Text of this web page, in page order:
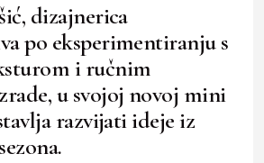
dizajnerica
po eksperimentiranju s
i ručnim
u svojoj novoj mini
razvijati ideje iz